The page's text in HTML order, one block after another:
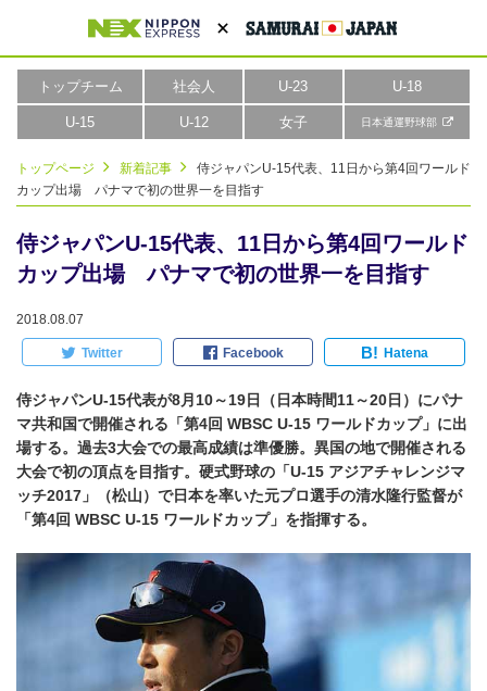
トップチーム 社会人 U-23 U-18
U-15 U-12 女子 日本通運野球部
トップページ 新着記事
侍ジャパンU-15代表、11日から第4回ワールド
カップ出場 パナマで初の世界一を目指す
侍ジャパンU-15代表、11日から第4回ワールド
カップ出場 パナマで初の世界一を目指す
2018.08.07
Twitter Facebook B! Hatena
侍ジャパンU-15代表が8月10～19日（日本時間11～20日）にパナ
マ共和国で開催される「第4回 WBSC U-15 ワールドカップ」に出
場する。過去3大会での最高成績は準優勝。異国の地で開催される
大会で初の頂点を目指す。硬式野球の「U-15 アジアチャレンジマ
ッチ2017」（松山）で日本を率いた元プロ選手の清水隆行監督が
「第4回 WBSC U-15 ワールドカップ」を指揮する。